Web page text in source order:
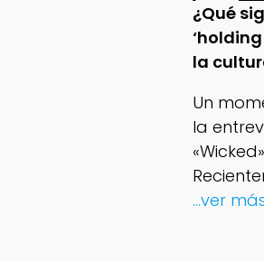
¿Qué
la
Un
la
«Wicked»
...ver